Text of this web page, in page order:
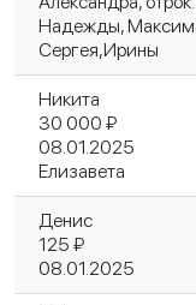
Надежды,
Сергея,Ирины
Никита
30 000 ₽
08.01.2025
Елизавета
Денис
125 ₽
08.01.2025